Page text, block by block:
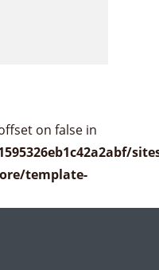
on false in
template-